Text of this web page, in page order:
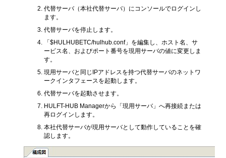
代替サーバ（本社代替サーバ）にコンソールでログインし
ます。
代替サーバを停止します。
「$HULHUBETC/hulhub.conf」を編集し、ホスト名、サ
ービス名、およびポート番号を現用サーバの値に変更しま
す。
現用サーバと同じIPアドレスを持つ代替サーバのネットワ
ークインタフェースを起動します。
代替サーバを起動させます。
HULFT-HUB Managerから「現用サーバ」へ再接続または
再ログインします。
本社代替サーバが現用サーバとして動作していることを確
認します。